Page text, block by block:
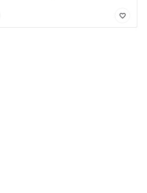
favorite_border